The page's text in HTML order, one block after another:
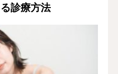
診療方法